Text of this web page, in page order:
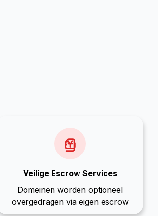
Veilige Escrow Services
Domeinen worden optioneel
overgedragen via eigen escrow